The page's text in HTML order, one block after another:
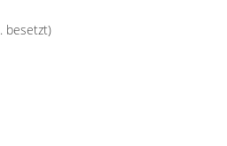
besetzt)